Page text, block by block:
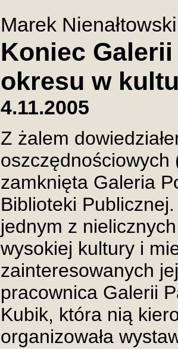
Marek Nienałtowski
Koniec
okresu w
4.11.2005
Z żalem
oszczędnościowych
zamknięta Galeria
Biblioteki
jednym z
wysokiej kultury i
zainteresowanych
pracownica Galerii
Kubik, która nią
organizowała